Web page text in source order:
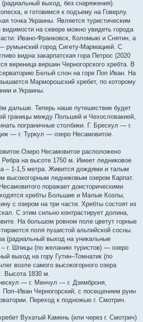
выход, без снаряжения).
и готовимся к подъему на Говерлу.
точка Украины. Является туристическим
на севере можно увидеть города
Ивано-Франковск, Коломыю и Снятин, а
румынский город Сигету-Мармацией. С
видна закарпатская гора Петрос (2020
вереница вершин Черногорского хребта. В
Белый слон на горе Поп Иван. На
Марморошский хребет, по которому
и Украины.
дальше. Теперь наше путешествие будет
границы между Польшей и Чехословакией,
пограничные столбики. Г. Брескул — г.
— г. Туркул — озеро Несамовитое.
Несамовитое расположено
на высоте 1750 м. Имеет ледниковое
– 1-1,5 метра. Живится дождями и талым
высокогорным ледниковым озером Карпат.
поражает доисторическими
хребты Большие и Малые Козлы,
с озером на три части. Хребты состоят из
С этим сильно контрастирует долина,
На большом ровном поле цветут горные
поля пушистой альпийской сосны.
(радиальный выход на уникальные
– г. Шпицы (по желанию туристов) — озеро
выход на гору Гутин–Томнатик (по
возле самого высокогорного озера
Высота 1830 м.
— г. Менчул — г. Дземброня,
Поп–Иван Черногорский, с посещением руин
Переход к подножью г. Смотрич.
Вухатый Камень (или через г. Смотрич)